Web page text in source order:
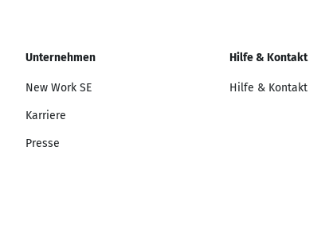
Unternehmen
New Work SE
Karriere
Presse
Hilfe & Kontakt
Hilfe & Kontakt